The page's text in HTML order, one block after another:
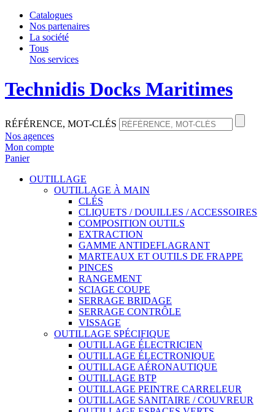
Catalogues
Nos partenaires
La société
Tous
Nos services
Technidis Docks Maritimes
RÉFÉRENCE, MOT-CLÉS
Nos agences
Mon compte
Panier
OUTILLAGE
OUTILLAGE À MAIN
CLÉS
CLIQUETS / DOUILLES / ACCESSOIRES
COMPOSITION OUTILS
EXTRACTION
GAMME ANTIDEFLAGRANT
MARTEAUX ET OUTILS DE FRAPPE
PINCES
RANGEMENT
SCIAGE COUPE
SERRAGE BRIDAGE
SERRAGE CONTRÔLE
VISSAGE
OUTILLAGE SPÉCIFIQUE
OUTILLAGE ÉLECTRICIEN
OUTILLAGE ÉLECTRONIQUE
OUTILLAGE AÉRONAUTIQUE
OUTILLAGE BTP
OUTILLAGE PEINTRE CARRELEUR
OUTILLAGE SANITAIRE / COUVREUR